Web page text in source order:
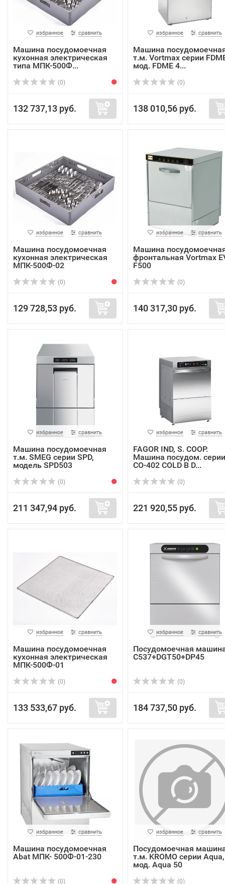
избранное сравнить
Машина посудомоечная
кухонная электрическая
типа МПК-500Ф...
(0)
132 737,13 руб.
избранное сравнить
Машина
т.м. Vortmax серии
мод. FDME 4...
(0)
138 010,56 руб.
избранное сравнить
Машина посудомоечная
кухонная электрическая
МПК-500Ф-02
(0)
129 728,53 руб.
избранное сравнить
Машина
фронтальная Vortmax
F500
(0)
140 317,30 руб.
избранное сравнить
Машина посудомоечная
т.м. SMEG серии SPD,
модель SPD503
(0)
211 347,94 руб.
избранное сравнить
FAGOR IND, S. COOP.
Машина посудом. серии
CO-402 COLD B D...
(0)
221 920,55 руб.
избранное сравнить
Машина посудомоечная
кухонная электрическая
МПК-500Ф-01
(0)
133 533,67 руб.
избранное сравнить
Посудомоечная
C537+DGT50+DP45
(0)
184 737,50 руб.
избранное сравнить
Машина посудомоечная
Abat МПК- 500Ф-01-230
(0)
избранное сравнить
Посудомоечная
т.м. KROMO серии Aqua,
мод. Aqua 50
(0)